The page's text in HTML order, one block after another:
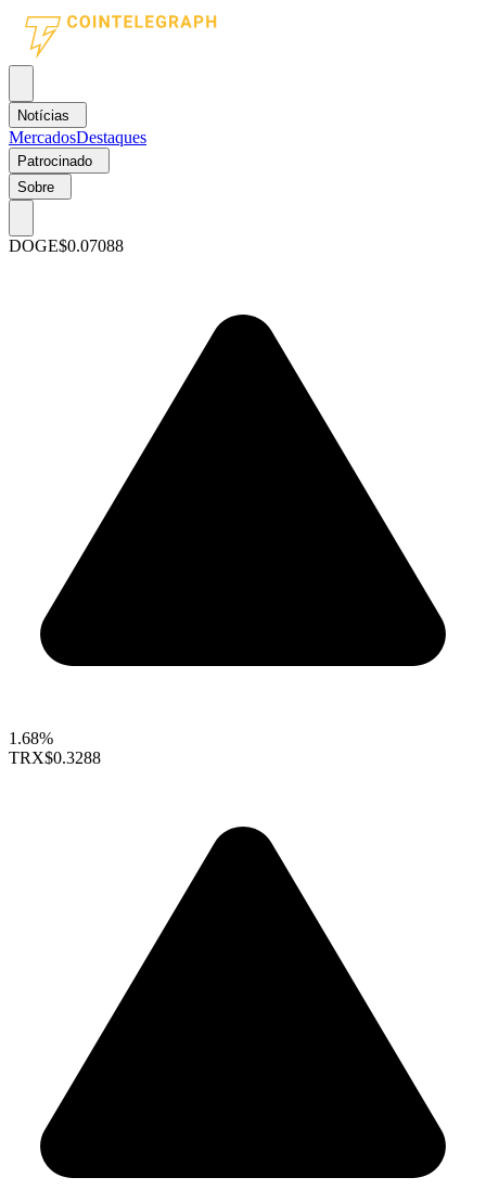
Notícias
MercadosDestaques
Patrocinado
Sobre
DOGE$0.07088
1.68%
TRX$0.3288